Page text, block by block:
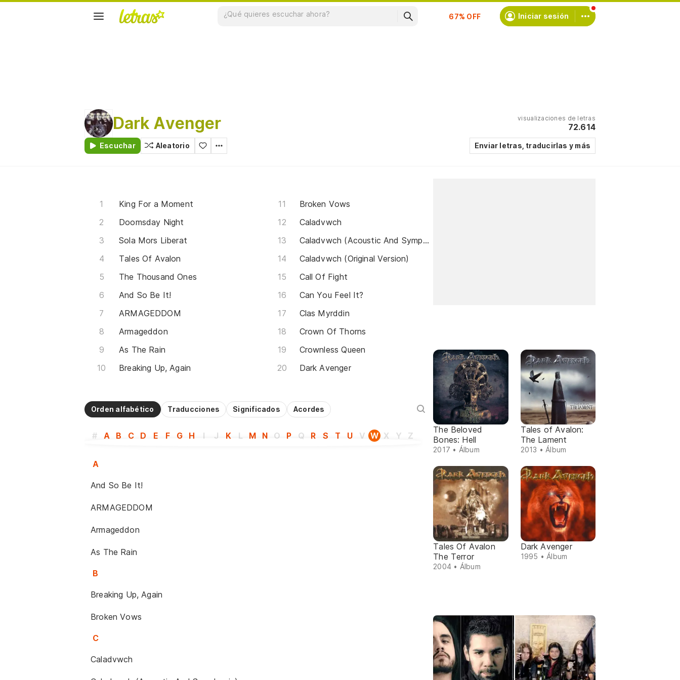
Suscríbete Iniciar sesión
Dark Avenger
Escuchar Aleatorio
visualizaciones de letras
72.614
Enviar letras, traducirlas y más
King For a Moment
Doomsday Night
Sola Mors Liberat
Tales Of Avalon
The Thousand Ones
And So Be It!
ARMAGEDDOM
Armageddon
As The Rain
Breaking Up, Again
Broken Vows
Caladvwch
Caladvwch (Acoustic And Symphonic)
Caladvwch (Original Version)
Call Of Fight
Can You Feel It?
Clas Myrddin
Crown Of Thorns
Crownless Queen
Dark Avenger
Orden alfabético Traducciones Significados Acordes
# A B C D E F G H I J K L M N O P Q R S T U V W X Y Z
A
And So Be It!
ARMAGEDDOM
Armageddon
As The Rain
B
Breaking Up, Again
Broken Vows
C
Caladvwch
The Beloved
Bones: Hell
2017 • Álbum
Tales of Avalon:
The Lament
2013 • Álbum
Tales Of Avalon
The Terror
2004 • Álbum
Dark Avenger
1995 • Álbum